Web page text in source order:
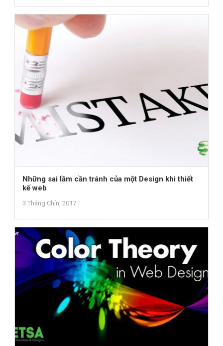
Những sai lầm cần tránh của một Design khi thiết
kế web
3 Tháng Chín, 2017